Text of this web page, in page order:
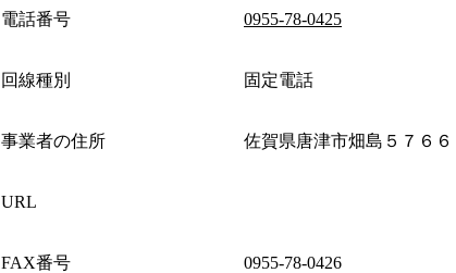
電話番号 0955-78-0425
回線種別 固定電話
事業者の住所 佐賀県唐津市畑島５７６６
URL
FAX番号 0955-78-0426